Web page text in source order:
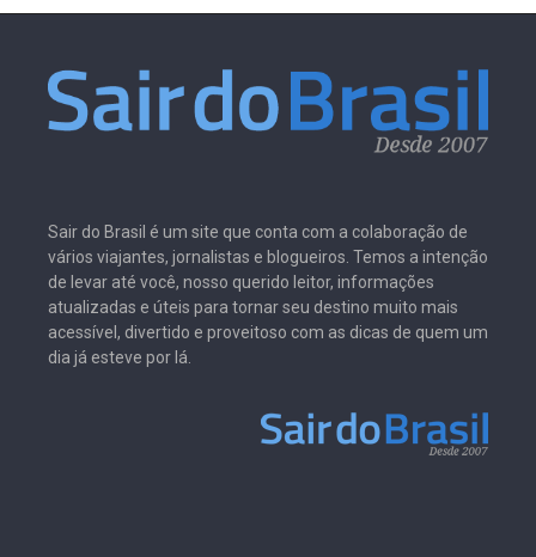
Sair do Brasil é um site que conta com a colaboração de
vários viajantes, jornalistas e blogueiros. Temos a intenção
de levar até você, nosso querido leitor, informações
atualizadas e úteis para tornar seu destino muito mais
acessível, divertido e proveitoso com as dicas de quem um
dia já esteve por lá.